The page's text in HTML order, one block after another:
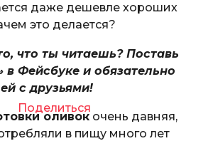
даже дешевле хороших
это делается?
что ты читаешь? Поставь
в Фейсбуке и обязательно
с друзьями!
Поделиться
оливокочень давняя,
в пищу много лет